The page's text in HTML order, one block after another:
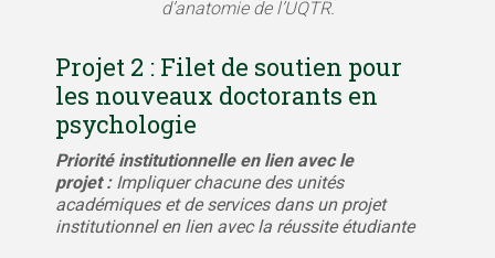
d’anatomie de l’UQTR.
Projet 2 : Filet de soutien pour
les nouveaux doctorants en
psychologie
Priorité institutionnelle en lien avec le
projet :Impliquer chacune des unités
académiques et de services dans un projet
institutionnel en lien avec la réussite étudiante